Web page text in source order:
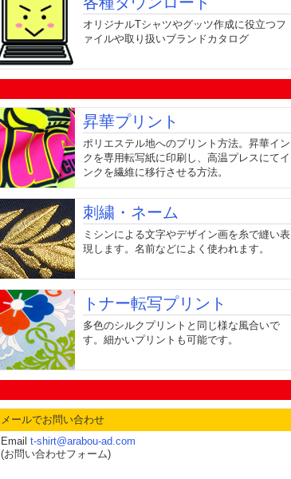
オリジナルTシャツやグッツ作成に役立つフ
ァイルや取り扱いブランドカタログ
昇華プリント
ポリエステル地へのプリント方法。昇華イン
クを専用転写紙に印刷し、高温プレスにてイ
ンクを繊維に移行させる方法。
刺繍・ネーム
ミシンによる文字やデザイン画を糸で縫い表
現します。名前などによく使われます。
トナー転写プリント
多色のシルクプリントと同じ様な風合いで
す。細かいプリントも可能です。
メールでお問い合わせ
Email t-shirt@arabou-ad.com
(お問い合わせフォーム)